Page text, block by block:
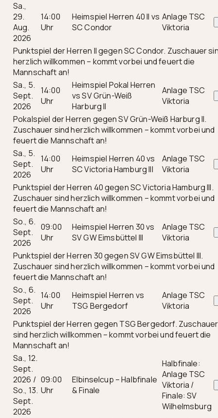
Sa.,
29.
Aug.
2026
14:00
Uhr
Heimspiel Herren 40 II vs
SC Condor
Anlage TSC
Viktoria
Punktspiel der Herren II gegen SC Condor. Zuschauer
herzlich willkommen – kommt vorbei und feuert die
Mannschaft an!
Sa., 5.
Sept.
2026
14:00
Uhr
Heimspiel Pokal Herren
vs SV Grün-Weiß
Harburg II
Anlage TSC
Viktoria
Pokalspiel der Herren gegen SV Grün-Weiß Harburg II.
Zuschauer sind herzlich willkommen – kommt vorbei und
feuert die Mannschaft an!
Sa., 5.
Sept.
2026
14:00
Uhr
Heimspiel Herren 40 vs
SC Victoria Hamburg III
Anlage TSC
Viktoria
Punktspiel der Herren 40 gegen SC Victoria Hamburg III.
Zuschauer sind herzlich willkommen – kommt vorbei und
feuert die Mannschaft an!
So., 6.
Sept.
2026
09:00
Uhr
Heimspiel Herren 30 vs
SV GW Eimsbüttel III
Anlage TSC
Viktoria
Punktspiel der Herren 30 gegen SV GW Eimsbüttel III.
Zuschauer sind herzlich willkommen – kommt vorbei und
feuert die Mannschaft an!
So., 6.
Sept.
2026
14:00
Uhr
Heimspiel Herren vs
TSG Bergedorf
Anlage TSC
Viktoria
Punktspiel der Herren gegen TSG Bergedorf. Zuschauer
sind herzlich willkommen – kommt vorbei und feuert die
Mannschaft an!
Sa., 12.
Sept.
2026 /
So., 13.
Sept.
2026
09:00
Uhr
Elbinselcup – Halbfinale
& Finale
Halbfinale:
Anlage TSC
Viktoria /
Finale: SV
Wilhelmsburg